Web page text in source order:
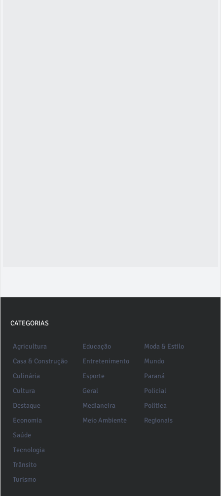
CATEGORIAS
Agricultura
Casa & Construção
Culinária
Cultura
Destaque
Economia
Educação
Entretenimento
Esporte
Geral
Medianeira
Meio Ambiente
Moda & Estilo
Mundo
Paraná
Policial
Política
Regionais
Saúde
Tecnologia
Trânsito
Turismo